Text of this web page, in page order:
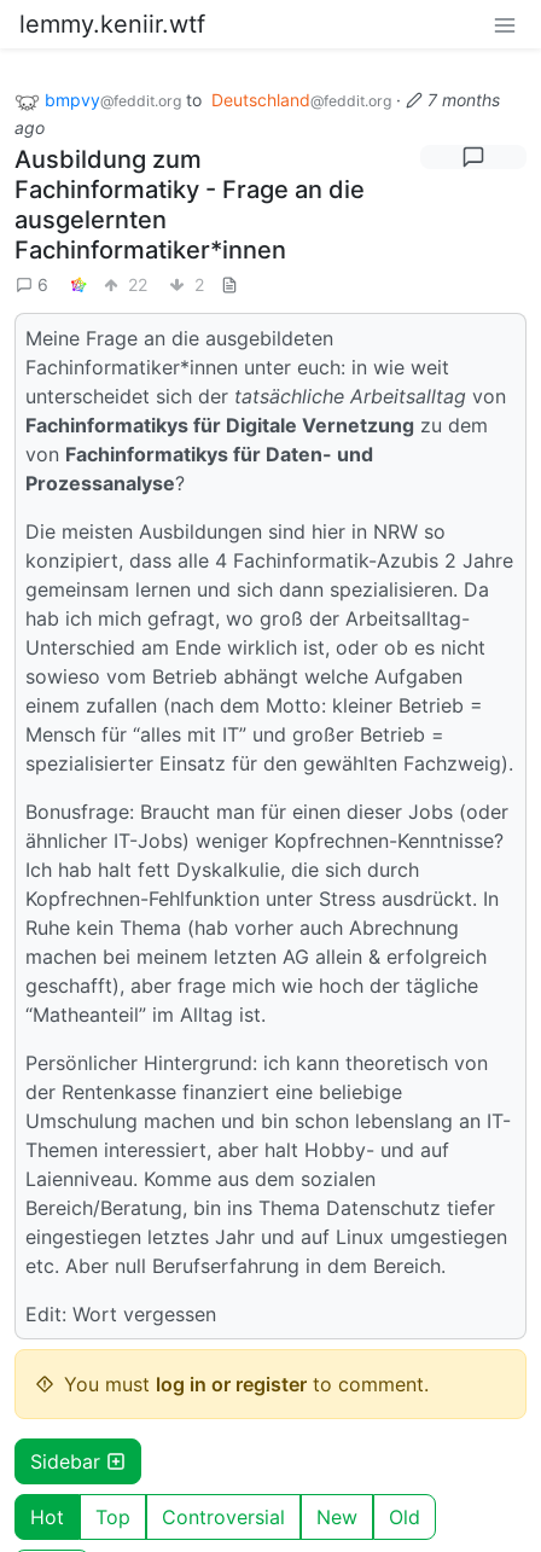
lemmy.keniir.wtf
bmpvy@feddit.org to Deutschland@feddit.org ·
7 months
ago
Ausbildung zum
Fachinformatiky - Frage an die
ausgelernten
Fachinformatiker*innen
6 22 2
Meine Frage an die ausgebildeten
Fachinformatiker*innen unter euch: in wie weit
unterscheidet sich der tatsächliche Arbeitsalltag von
Fachinformatikys für Digitale Vernetzung zu dem
von Fachinformatikys für Daten- und
Prozessanalyse?
Die meisten Ausbildungen sind hier in NRW so
konzipiert, dass alle 4 Fachinformatik-Azubis 2 Jahre
gemeinsam lernen und sich dann spezialisieren. Da
hab ich mich gefragt, wo groß der Arbeitsalltag-
Unterschied am Ende wirklich ist, oder ob es nicht
sowieso vom Betrieb abhängt welche Aufgaben
einem zufallen (nach dem Motto: kleiner Betrieb =
Mensch für “alles mit IT” und großer Betrieb =
spezialisierter Einsatz für den gewählten Fachzweig).
Bonusfrage: Braucht man für einen dieser Jobs (oder
ähnlicher IT-Jobs) weniger Kopfrechnen-Kenntnisse?
Ich hab halt fett Dyskalkulie, die sich durch
Kopfrechnen-Fehlfunktion unter Stress ausdrückt. In
Ruhe kein Thema (hab vorher auch Abrechnung
machen bei meinem letzten AG allein & erfolgreich
geschafft), aber frage mich wie hoch der tägliche
“Matheanteil” im Alltag ist.
Persönlicher Hintergrund: ich kann theoretisch von
der Rentenkasse finanziert eine beliebige
Umschulung machen und bin schon lebenslang an IT-
Themen interessiert, aber halt Hobby- und auf
Laienniveau. Komme aus dem sozialen
Bereich/Beratung, bin ins Thema Datenschutz tiefer
eingestiegen letztes Jahr und auf Linux umgestiegen
etc. Aber null Berufserfahrung in dem Bereich.
Edit: Wort vergessen
You must log in or register to comment.
Sidebar
Hot Top Controversial New Old